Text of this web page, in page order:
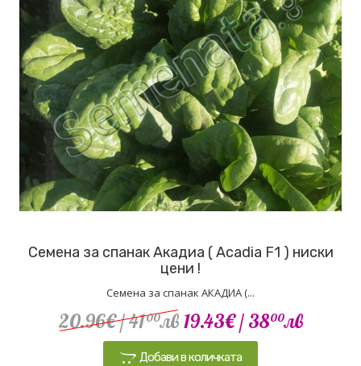
Семена за спанак Акадиа ( Acadia F1 ) ниски
цени !
Семена за спанак АКАДИА (...
20.96€/ 4100лв 19.43€/ 3800лв
Добави в количката